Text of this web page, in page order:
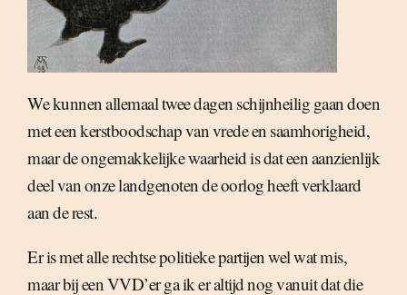
We kunnen allemaal twee dagen schijnheilig gaan doen
met een kerstboodschap van vrede en saamhorigheid,
maar de ongemakkelijke waarheid is dat een aanzienlijk
deel van onze landgenoten de oorlog heeft verklaard
aan de rest.
Er is met alle rechtse politieke partijen wel wat mis,
maar bij een VVD’er ga ik er altijd nog vanuit dat die